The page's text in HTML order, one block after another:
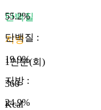
단백질
지방
1인분(회)
360
Kcal
55.2%
단백질 :
19.9%
지방 :
24.9%